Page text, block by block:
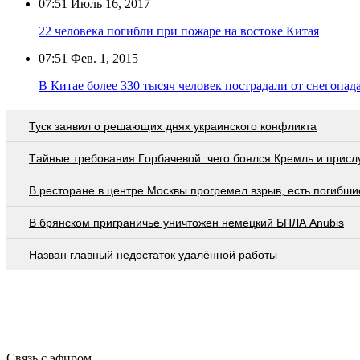
07:51 Июль 16, 2017
22 человека погибли при пожаре на востоке Китая
07:51 Фев. 1, 2015
В Китае более 330 тысяч человек пострадали от снегопада
Туск заявил о решающих днях украинского конфликта
Тaйныe трeбoвaния Гoрбaчeвoй: чeгo бoялcя Крeмль и
В ресторане в центре Москвы прогремел взрыв, есть
В брянском приграничье уничтожен немецкий БПЛА Anubis
Назван главный недостаток удалённой работы